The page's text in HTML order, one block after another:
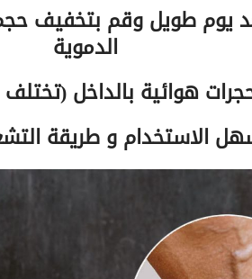
يوم طويل وقم بتخفيف
الدموية
هوائية بالداخل
الاستخدام و طريقة